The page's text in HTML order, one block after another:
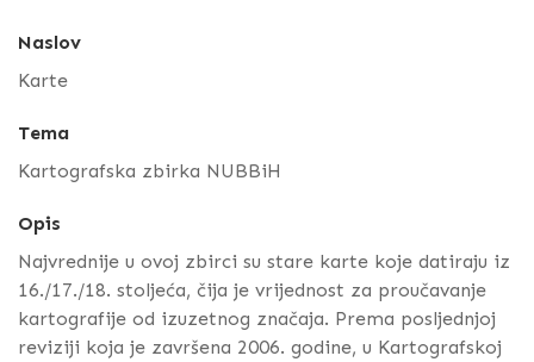
Naslov
Karte
Tema
Kartografska zbirka NUBBiH
Opis
Najvrednije u ovoj zbirci su stare karte koje datiraju iz
16./17./18. stoljeća, čija je vrijednost za proučavanje
kartografije od izuzetnog značaja. Prema posljednjoj
reviziji koja je završena 2006. godine, u Kartografskoj